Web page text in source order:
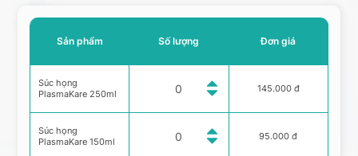
Sản phẩm
Súc họng
PlasmaKare 250ml
Súc họng
PlasmaKare 150ml
Số lượng Đơn giá
145.000 đ
95.000 đ